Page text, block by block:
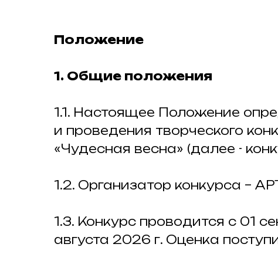
Положение
1. Общие положения
1.1. Настоящее Положение
и проведения творческого
«Чудесная весна» (далее -
1.2. Организатор конкурса –
1.3. Конкурс проводится с 01
августа 2026 г. Оценка